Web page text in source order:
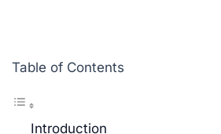
Table of Contents
Introduction